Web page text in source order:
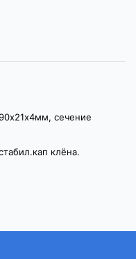
сечение
клёна.